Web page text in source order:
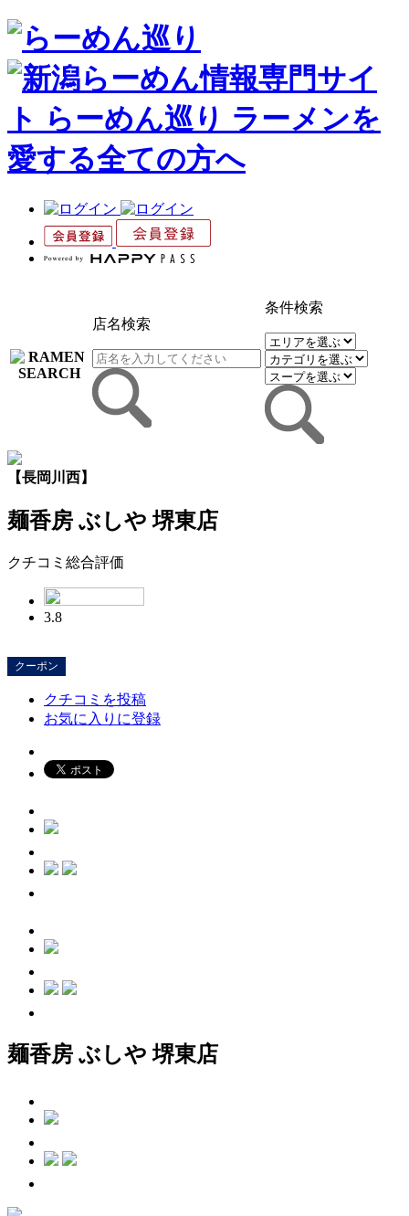
店名検索
条件検索
【長岡川西】
麺香房 ぶしや 堺東店
クチコミ総合評価
3.8
クーポン
クチコミを投稿
お気に入りに登録
麺香房 ぶしや 堺東店